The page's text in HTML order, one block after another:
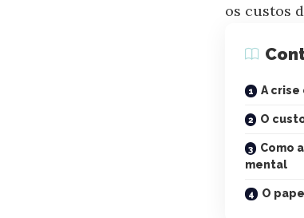
os custos
A
O
Como
mental
O